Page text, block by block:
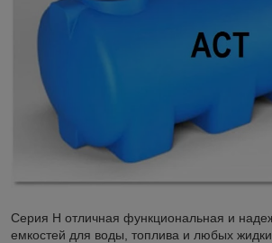
Серия Н отличная функциональная и
емкостей для воды, топлива и любых